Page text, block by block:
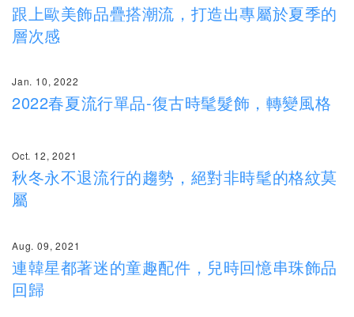
跟上歐美飾品疊搭潮流，打造出專屬於夏季的
層次感
Jan. 10, 2022
2022春夏流行單品-復古時髦髮飾，轉變風格
Oct. 12, 2021
秋冬永不退流行的趨勢，絕對非時髦的格紋莫
屬
Aug. 09, 2021
連韓星都著迷的童趣配件，兒時回憶串珠飾品
回歸